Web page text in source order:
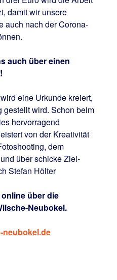
damit wir unsere
auch nach der Corona-
auch über einen
eine Urkunde kreiert,
gestellt wird. Schon beim
hervorragend
von der Kreativität
dem
über schicke Ziel-
Stefan Hölter
über die
Neubokel.
neubokel.de